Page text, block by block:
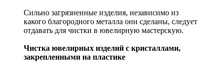
Сильно загрязненные изделия, независимо из
какого благородного металла они сделаны, следует
отдавать для чистки в ювелирную мастерскую.
Чистка ювелирных изделий с кристаллами,
закрепленными на пластике